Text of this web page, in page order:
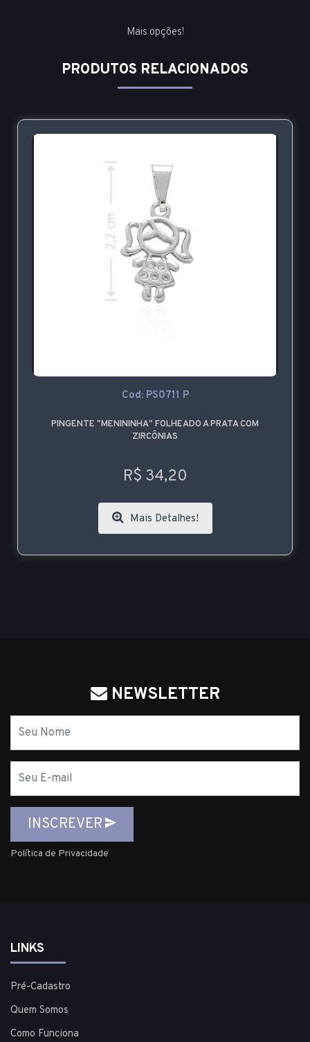
Mais opções!
PRODUTOS RELACIONADOS
Cod: PS0711 P
PINGENTE "MENININHA" FOLHEADO A PRATA COM
ZIRCÔNIAS
R$ 34,20
Mais Detalhes!
NEWSLETTER
mail
INSCREVER
Política de Privacidade
LINKS
Pré-Cadastro
Quem Somos
Como Funciona